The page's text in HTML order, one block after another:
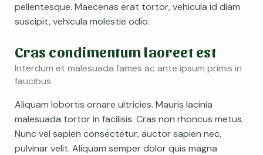
pellentesque. Maecenas erat tortor, vehicula id diam
suscipit, vehicula molestie odio.
Cras condimentum laoreet est
Interdum et malesuada fames ac ante ipsum primis in
faucibus.
Aliquam lobortis ornare ultricies. Mauris lacinia
malesuada tortor in facilisis. Cras non rhoncus metus.
Nunc vel sapien consectetur, auctor sapien nec,
pulvinar velit. Aliquam semper dolor quis magna